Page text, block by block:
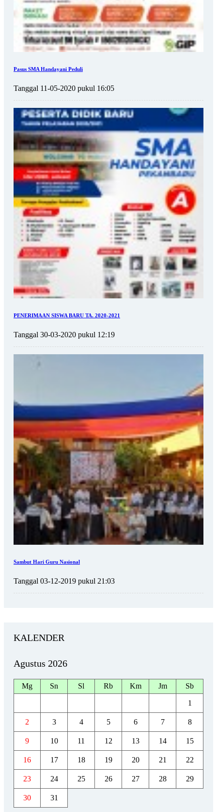
Pasus SMA Handayani Peduli
Tanggal 11-05-2020 pukul 16:05
PENERIMAAN SISWA BARU TA. 2020-2021
Tanggal 30-03-2020 pukul 12:19
Sambut Hari Guru Nasional
Tanggal 03-12-2019 pukul 21:03
KALENDER
Agustus 2026
Mg Sn Sl Rb Km Jm Sb
1
2 3 4 5 6 7 8
9 10 11 12 13 14 15
16 17 18 19 20 21 22
23 24 25 26 27 28 29
30 31